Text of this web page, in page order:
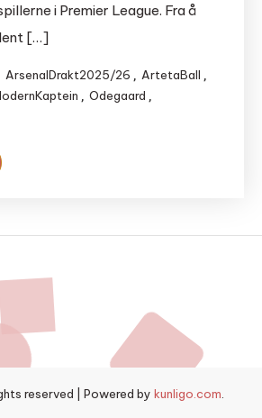
i Premier League. Fra å
[…]
ArsenalDrakt2025/26 , ArtetaBall ,
, Odegaard ,
reserved Powered by kunligo.com